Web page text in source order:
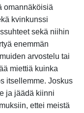
omannäköisiä
kvinkunssi
sekä niihin
enemmän
arvostelu tai
miettiä kuinka
itsellemme. Joskus
ja jäädä kiinni
ettei meistä